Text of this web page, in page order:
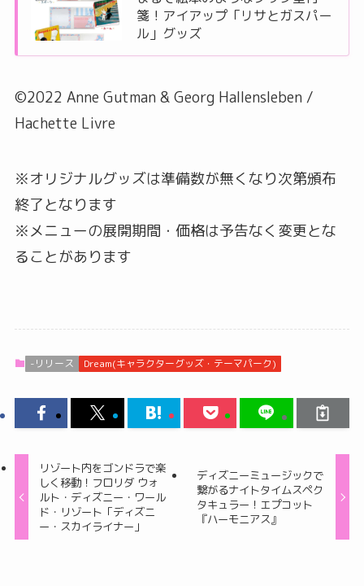
箋！アイアップ「リサとガスパー
ル」グッズ
©2022 Anne Gutman & Georg Hallensleben /
Hachette Livre
※オリジナルグッズは準備数が無くなり次第頒布
終了となります
※メニューの展開期間・価格は予告なく変更とな
ることがあります
-リリース Dream(キャラクターグッズ・テーマパーク)
リゾート内をゴンドラで楽
しく移動！フロリダ ウォ
ルト・ディズニー・ワール
ド・リゾート「ディズニ
ー・スカイライナー」
ディズニーミュージックで
繋がるナイトタイムスペク
タキュラー！エプコット
『ハーモニアス』